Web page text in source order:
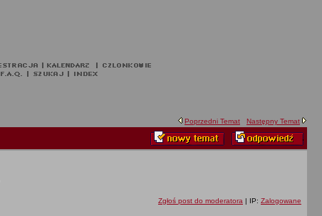
Poprzedni Temat Następny Temat
Zgłoś post do moderatora | IP: Zalogowane